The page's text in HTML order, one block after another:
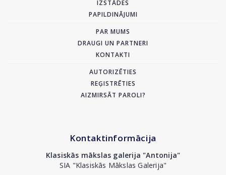
IZSTĀDES
PAPILDINĀJUMI
PAR MUMS
DRAUGI UN PARTNERI
KONTAKTI
AUTORIZĒTIES
REĢISTRĒTIES
AIZMIRSĀT PAROLI?
Kontaktinformācija
Klasiskās mākslas galerija "Antonija"
SIA "Klasiskās Mākslas Galerija"